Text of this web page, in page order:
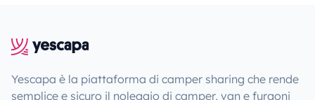
Yescapa è la piattaforma di camper sharing che rende
semplice e sicuro il noleggio di camper, van e furgoni